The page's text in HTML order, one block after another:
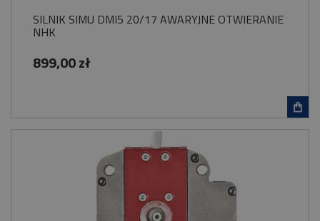
SILNIK SIMU DMI5 20/17 AWARYJNE OTWIERANIE
NHK
899,00 zł